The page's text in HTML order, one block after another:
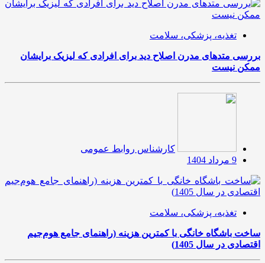
تغذیه، پزشکی، سلامت
بررسی متدهای مدرن اصلاح دید برای افرادی که لیزیک برایشان
ممکن نیست
کارشناس روابط عمومی
9 مرداد 1404
تغذیه، پزشکی، سلامت
ساخت باشگاه خانگی با کمترین هزینه (راهنمای جامع هوم‌جیم
اقتصادی در سال 1405)